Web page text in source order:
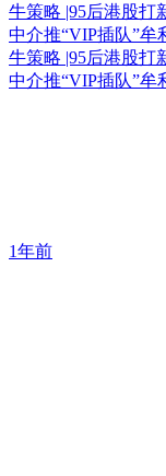
牛策略 |95后港股打
中介推“VIP插队”牟
牛策略 |95后港股打
中介推“VIP插队”牟
1年前